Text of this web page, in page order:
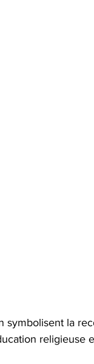
symbolisent la
religieuse